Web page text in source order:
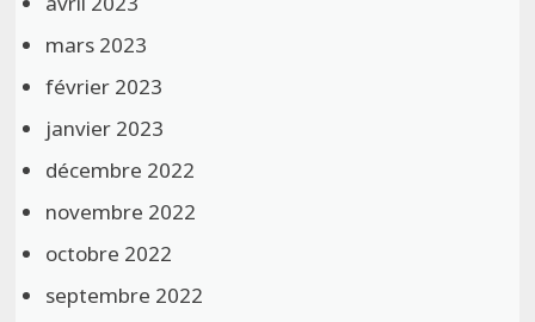
mars 2023
février 2023
janvier 2023
décembre 2022
novembre 2022
octobre 2022
septembre 2022